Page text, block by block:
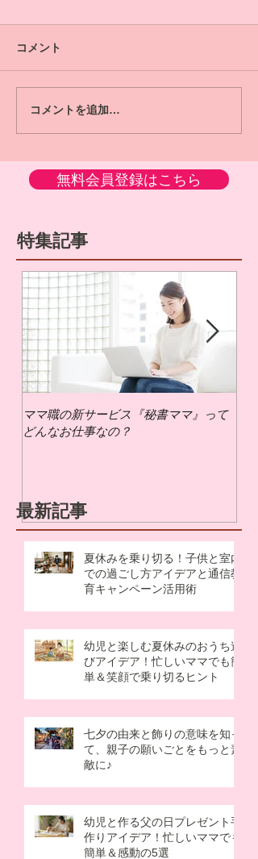
コメント
コメントを追加…
無料会員登録はこちら
特集記事
最新記事
ママ職の新サービス『秘書ママ』って
どんなお仕事なの？
夏休みを乗り切る！子供と室内
での過ごし方アイデアと通信教
育キャンペーン活用術
幼児と楽しむ夏休みのおうち遊
びアイデア！忙しいママでも簡
単＆笑顔で乗り切るヒント
七夕の由来と飾りの意味を知っ
て、親子の願いごとをもっと素
敵に♪
幼児と作る父の日プレゼント手
作りアイデア！忙しいママでも
簡単＆感動の5選